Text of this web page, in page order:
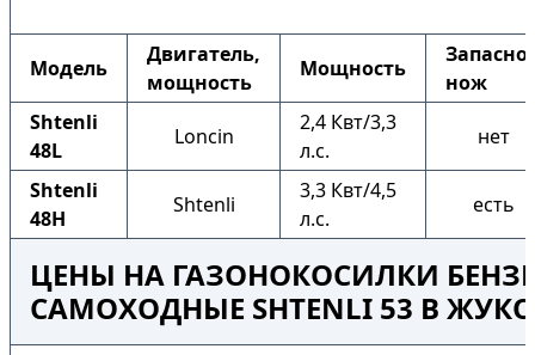
Модель
Двигатель,
мощность
Мощность
нож
Shtenli
48L
Loncin
2,4 Квт/3,3
л.с.
нет
Shtenli
48H
Shtenli
3,3 Квт/4,5
л.с.
есть
ЦЕНЫ НА ГАЗОНОКОСИЛКИ
САМОХОДНЫЕ SHTENLI 53 В